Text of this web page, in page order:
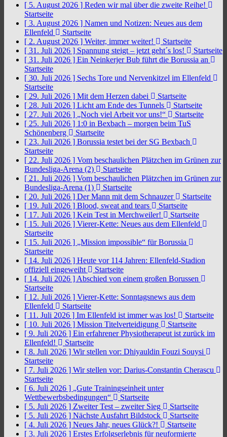
[ 5. August 2026 ] Reden wir mal über die zweite Reihe!
Startseite
[ 3. August 2026 ] Namen und Notizen: Neues aus dem
Ellenfeld
Startseite
[ 2. August 2026 ] Weiter, immer weiter!
Startseite
[ 31. Juli 2026 ] Spannung steigt – jetzt geht´s los!
Startseite
[ 31. Juli 2026 ] Ein Neinkerjer Bub führt die Borussia an
Startseite
[ 30. Juli 2026 ] Sechs Tore und Nervenkitzel im Ellenfeld
Startseite
[ 29. Juli 2026 ] Mit dem Herzen dabei
Startseite
[ 28. Juli 2026 ] Licht am Ende des Tunnels
Startseite
[ 27. Juli 2026 ] „Noch viel Arbeit vor uns!“
Startseite
[ 25. Juli 2026 ] 1:0 in Bexbach – morgen beim TuS
Schönenberg
Startseite
[ 23. Juli 2026 ] Borussia testet bei der SG Bexbach
Startseite
[ 22. Juli 2026 ] Vom beschaulichen Plätzchen im Grünen zur
Bundesliga-Arena (2)
Startseite
[ 21. Juli 2026 ] Vom beschaulichen Plätzchen im Grünen zur
Bundesliga-Arena (1)
Startseite
[ 20. Juli 2026 ] Der Mann mit dem Schnauzer
Startseite
[ 19. Juli 2026 ] Blood, sweat and tears
Startseite
[ 17. Juli 2026 ] Kein Test in Merchweiler!
Startseite
[ 15. Juli 2026 ] Vierer-Kette: Neues aus dem Ellenfeld
Startseite
[ 15. Juli 2026 ] „Mission impossible“ für Borussia
Startseite
[ 14. Juli 2026 ] Heute vor 114 Jahren: Ellenfeld-Stadion
offiziell eingeweiht
Startseite
[ 14. Juli 2026 ] Abschied von einem großen Borussen
Startseite
[ 12. Juli 2026 ] Vierer-Kette: Sonntagsnews aus dem
Ellenfeld
Startseite
[ 11. Juli 2026 ] Im Ellenfeld ist immer was los!
Startseite
[ 10. Juli 2026 ] Mission Titelverteidigung
Startseite
[ 9. Juli 2026 ] Ein erfahrener Physiotherapeut ist zurück im
Ellenfeld!
Startseite
[ 8. Juli 2026 ] Wir stellen vor: Dhiyauldin Fouzi Souysi
Startseite
[ 7. Juli 2026 ] Wir stellen vor: Darius-Constantin Cherascu
Startseite
[ 6. Juli 2026 ] „Gute Trainingseinheit unter
Wettbewerbsbedingungen“
Startseite
[ 5. Juli 2026 ] Zweiter Test – zweiter Sieg
Startseite
[ 5. Juli 2026 ] Nächste Ausfahrt Bildstock
Startseite
[ 4. Juli 2026 ] Neues Jahr, neues Glück?!
Startseite
[ 3. Juli 2026 ] Erstes Erfolgserlebnis für neuformierte